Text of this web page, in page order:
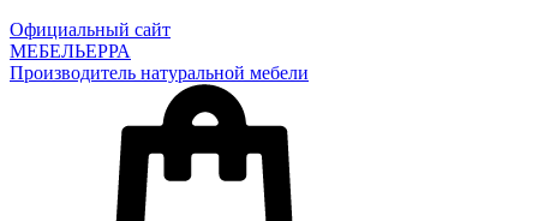
Официальный сайт
МЕБЕЛЬЕРРА
Производитель натуральной мебели